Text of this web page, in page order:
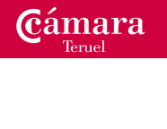
Skip to main content